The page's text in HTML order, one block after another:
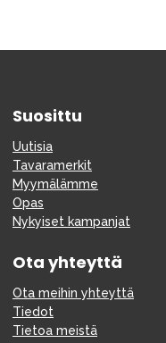
Suosittu
Uutisia
Tavaramerkit
Myymälämme
Opas
Nykyiset kampanjat
Ota yhteyttä
Ota meihin yhteyttä
Tiedot
Tietoa meistä